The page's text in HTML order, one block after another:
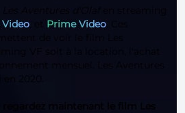
Les Aventures d'Olaf en streaming
, et Prime Video . Ces
de voir le film Les
VF soit à la location, l'achat
mensuel. Les Aventures
en 2020.
regardez maintenant le film Les